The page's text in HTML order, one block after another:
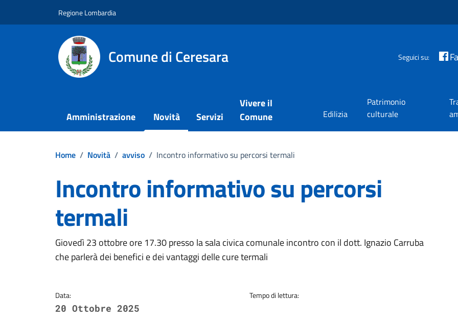
Regione Lombardia
Comune di Ceresara Seguici su:
Amministrazione Novità Servizi
Vivere il
Comune
Edilizia
Patrimonio
culturale
Home / Novità / avviso / Incontro informativo su percorsi termali
Incontro informativo su percorsi
termali
Dettagli della notizia
Giovedì 23 ottobre ore 17.30 presso la sala civica comunale incontro con il dott. Ignazio Carruba
che parlerà dei benefici e dei vantaggi delle cure termali
Data:
20 Ottobre 2025
Tempo di lettura: